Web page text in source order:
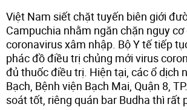
Việt Nam siết chặt tuyến biên giới
Campuchia nhằm ngăn chặn nguy
coronavirus xâm nhập. Bộ Y tế tiếp
phác đồ điều trị chủng mới virus
đủ thuốc điều trị. Hiện tại, các ổ dịch
Bạch, Bệnh viện Bạch Mai, Quận 8,
soát tốt, riêng quán bar Budha thì rất